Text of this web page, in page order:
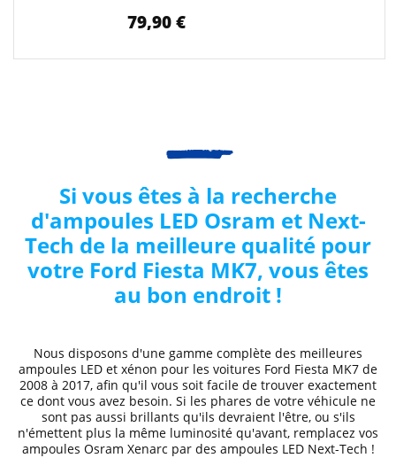
79,90 €
Si vous êtes à la recherche
d'ampoules LED Osram et Next-
Tech de la meilleure qualité pour
votre Ford Fiesta MK7, vous êtes
au bon endroit !
Nous disposons d'une gamme complète des meilleures
ampoules LED et xénon pour les voitures Ford Fiesta MK7 de
2008 à 2017, afin qu'il vous soit facile de trouver exactement
ce dont vous avez besoin. Si les phares de votre véhicule ne
sont pas aussi brillants qu'ils devraient l'être, ou s'ils
n'émettent plus la même luminosité qu'avant, remplacez vos
ampoules Osram Xenarc par des ampoules LED Next-Tech !